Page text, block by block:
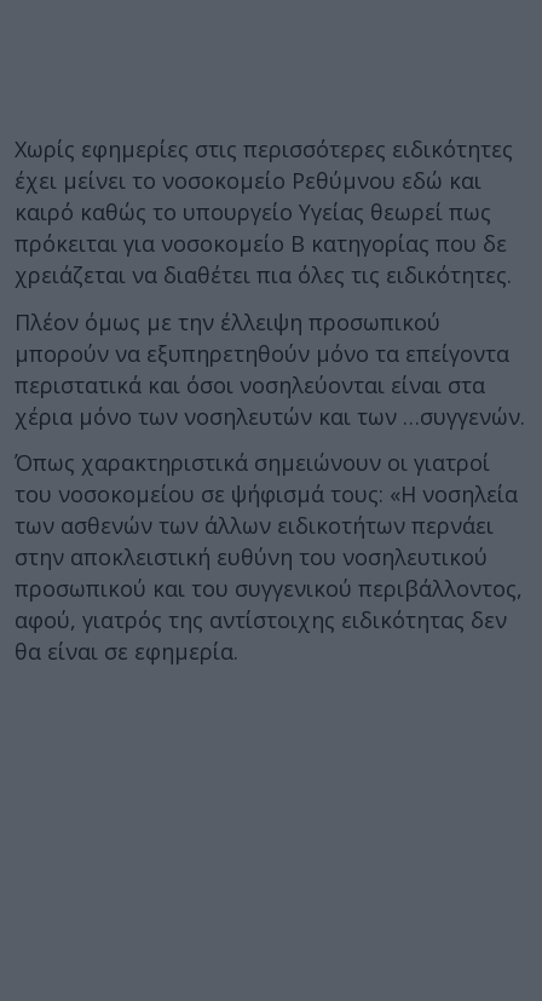
Χωρίς εφημερίες στις περισσότερες ειδικότητες
έχει μείνει το νοσοκομείο Ρεθύμνου εδώ και
καιρό καθώς το υπουργείο Υγείας θεωρεί πως
πρόκειται για νοσοκομείο Β κατηγορίας που δε
χρειάζεται να διαθέτει πια όλες τις ειδικότητες.
Πλέον όμως με την έλλειψη προσωπικού
μπορούν να εξυπηρετηθούν μόνο τα επείγοντα
περιστατικά και όσοι νοσηλεύονται είναι στα
χέρια μόνο των νοσηλευτών και των …συγγενών.
Όπως χαρακτηριστικά σημειώνουν οι γιατροί
του νοσοκομείου σε ψήφισμά τους: «Η νοσηλεία
των ασθενών των άλλων ειδικοτήτων περνάει
στην αποκλειστική ευθύνη του νοσηλευτικού
προσωπικού και του συγγενικού περιβάλλοντος,
αφού, γιατρός της αντίστοιχης ειδικότητας δεν
θα είναι σε εφημερία.